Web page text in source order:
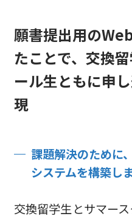
願書提出用の
たことで、 交換
ール生ともに申
現
課題解決のために
システムを構築し
交換留学生とサマー